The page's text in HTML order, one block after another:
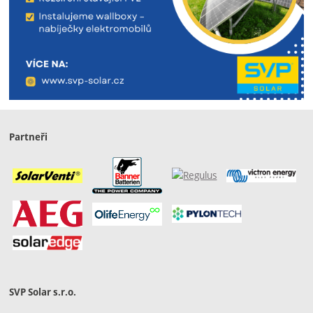
Partneři
SVP Solar s.r.o.